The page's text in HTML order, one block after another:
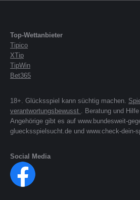
Top-Wettanbieter
Tipico
XTip
TipWin
Bet365
18+. Glücksspiel kann süchtig machen.
verantwortungsbewusst . Beratung und
Angehörige gibt es auf www.bundesweit-
gluecksspielsucht.de und www.check-dein-
Social Media